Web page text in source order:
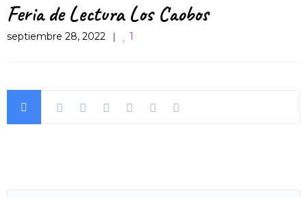
Feria de Lectura Los Caobos
septiembre 28, 2022 1